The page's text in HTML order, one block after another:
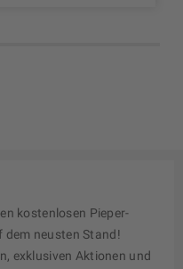
kostenlosen Pieper-
dem neusten Stand!
exklusiven Aktionen und